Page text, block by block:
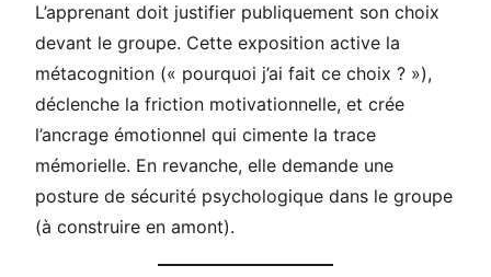
L’apprenant doit justifier publiquement son choix
devant le groupe. Cette exposition active la
métacognition (« pourquoi j’ai fait ce choix ? »),
déclenche la friction motivationnelle, et crée
l’ancrage émotionnel qui cimente la trace
mémorielle. En revanche, elle demande une
posture de sécurité psychologique dans le groupe
(à construire en amont).